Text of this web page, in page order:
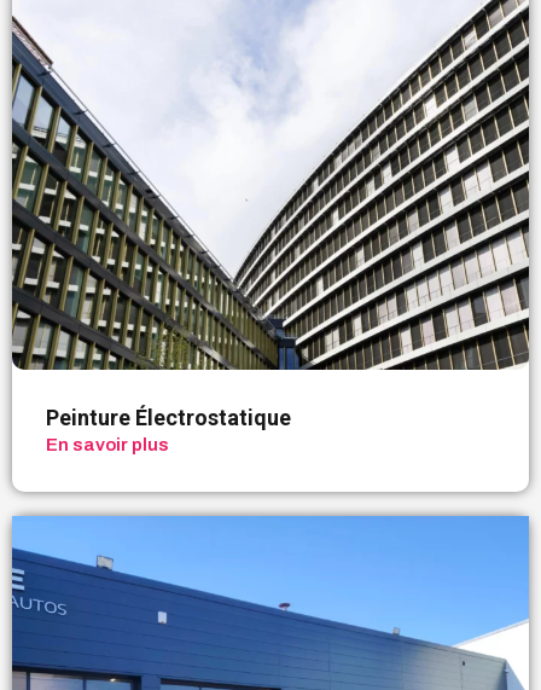
Peinture Électrostatique
En savoir plus